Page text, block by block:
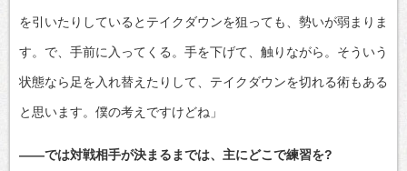
を引いたりしているとテイクダウンを狙っても、勢いが弱まりま
す。で、手前に入ってくる。手を下げて、触りながら。そういう
状態なら足を入れ替えたりして、テイクダウンを切れる術もある
と思います。僕の考えですけどね」
――では対戦相手が決まるまでは、主にどこで練習を?